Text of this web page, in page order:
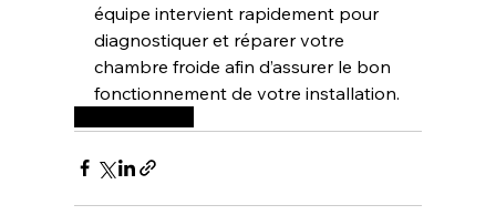
équipe intervient rapidement pour
diagnostiquer et réparer votre
chambre froide afin d’assurer le bon
fonctionnement de votre installation.